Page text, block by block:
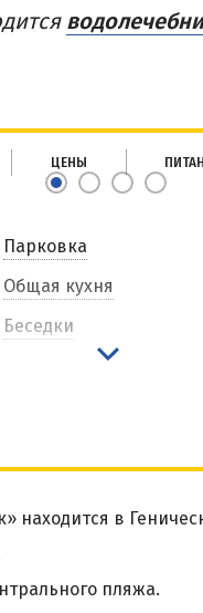
ЦЕНЫ
Парковка
Общая кухня
Беседки
находится в
пляжа.